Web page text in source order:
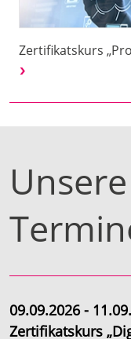
Zertifikatskurs
09.09.2026 -
Zertifikatskurs